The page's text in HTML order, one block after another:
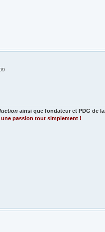
ainsi que fondateur et PDG de la
passion tout simplement !